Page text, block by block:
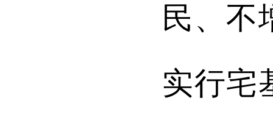
民、不
实行宅